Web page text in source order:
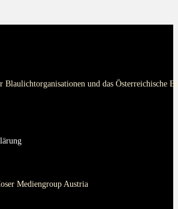
Blaulichtorganisationen und das Österreichische
Mediengroup Austria